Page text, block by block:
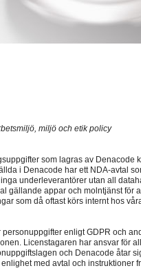
miljö och etik policy
som lagras av Denacode
i Denacode har ett NDA-avtal
underleverantörer utan all
gällande appar och molntjänst för
som då oftast körs internt hos
enligt GDPR och
Licenstagaren har ansvar för
och Denacode åtar
med avtal och instruktioner